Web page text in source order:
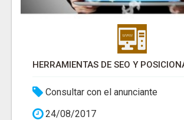
HERRAMIENTAS DE SEO Y
Consultar con el anunciante
24/08/2017